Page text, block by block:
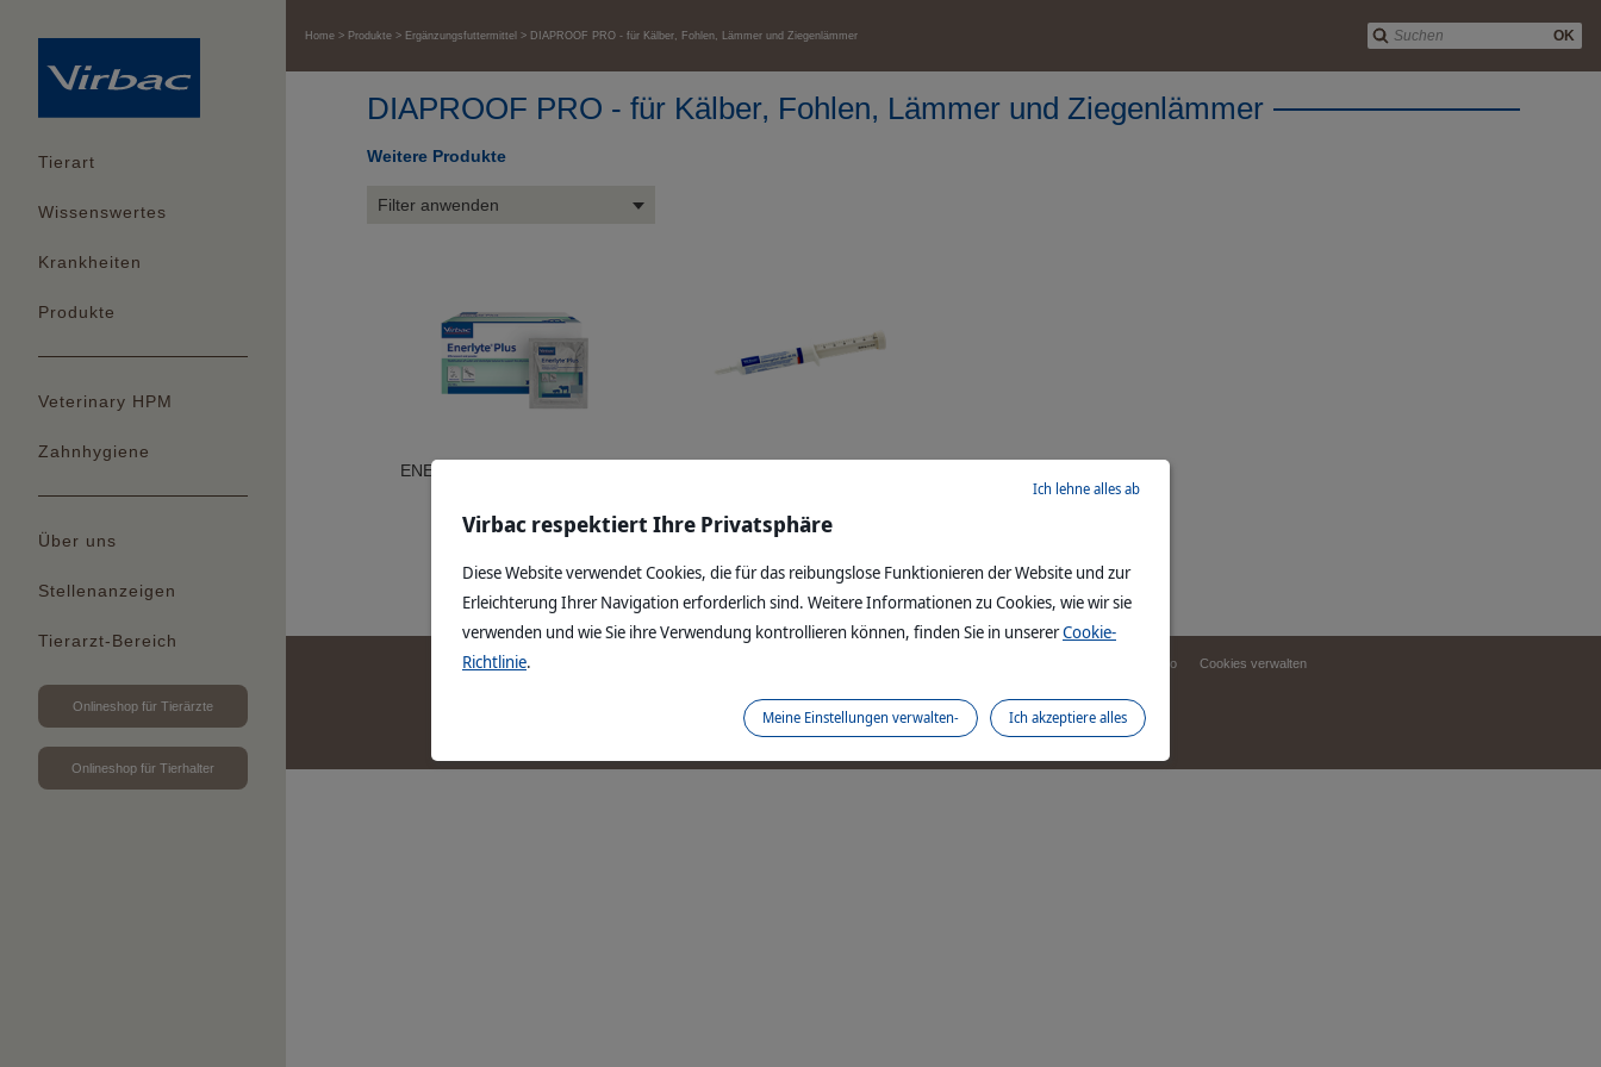
Tierart
Wissenswertes
Krankheiten
Produkte
Veterinary HPM
Zahnhygiene
Über uns
Stellenanzeigen
Tierarzt-Bereich
Onlineshop für Tierärzte
Onlineshop für Tierhalter
OK
Home Produkte Ergänzungsfuttermittel DIAPROOF PRO - für Kälber, Fohlen, Lämmer und Ziegenlämmer
DIAPROOF PRO - für Kälber, Fohlen, Lämmer und Ziegenlämmer
Weitere Produkte
Filter anwenden
ENERLYTE PLUS - für Kälber
mehr lesen
Fachinfo Cookies verwalten
Copyright © 1999,2026Virbac. All rights reserved
Virbac respektiert Ihre Privatsphäre
Diese Website verwendet Cookies, die für das reibungslose Funktionieren der Website und zur
Erleichterung Ihrer Navigation erforderlich sind. Weitere Informationen zu Cookies, wie wir sie
verwenden und wie Sie ihre Verwendung kontrollieren können, finden Sie in unsererCookie-
Richtlinie.
Ich lehne alles ab
Ich akzeptiere alles
Meine Einstellungen verwalten-